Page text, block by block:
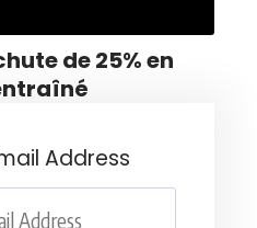
de 25% en
Address